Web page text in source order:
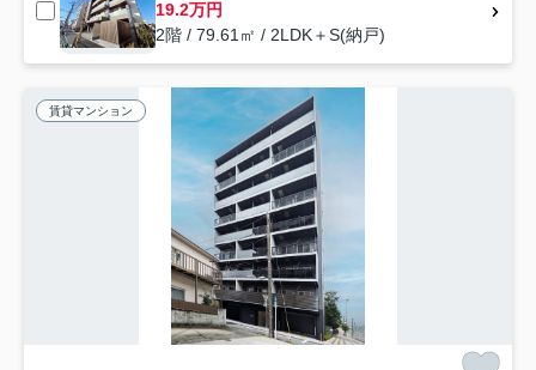
19.2万円
2階 / 79.61㎡ / 2LDK＋S(納戸)
賃貸マンション